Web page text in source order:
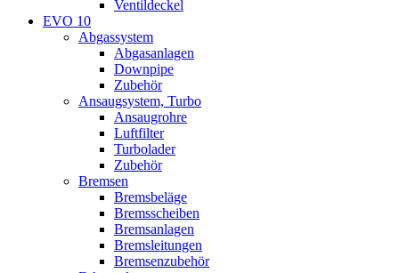
Ventildeckel
EVO 10
Abgassystem
Abgasanlagen
Downpipe
Zubehör
Ansaugsystem, Turbo
Ansaugrohre
Luftfilter
Turbolader
Zubehör
Bremsen
Bremsbeläge
Bremsscheiben
Bremsanlagen
Bremsleitungen
Bremsenzubehör